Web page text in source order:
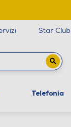
Star Club
Telefonia